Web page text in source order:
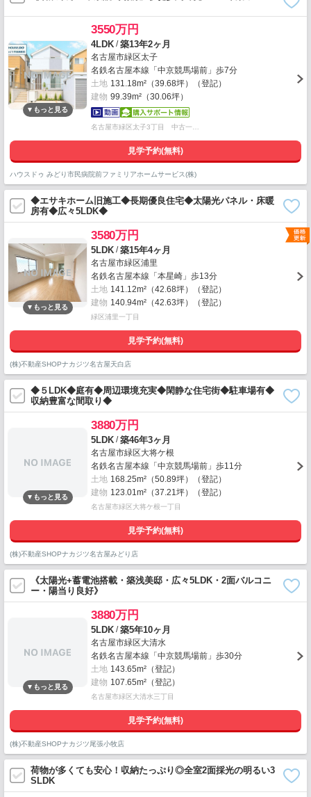
3550万円
4LDK /築13年2ヶ月
名古屋市緑区太子
名鉄名古屋本線「中京競馬場前」歩7分
土地 131.18m²（39.68坪）（登記）
建物 99.39m²（30.06坪）
名古屋市緑区太子3丁目 中古一…
見学予約(無料)
ハウスドゥ みどり市民病院前ファミリアホームサービス(株)
◆エサキホーム旧施工◆長期優良住宅◆太陽光パネル・床暖
房有◆広々5LDK◆
3580万円
5LDK /築15年4ヶ月
名古屋市緑区浦里
名鉄名古屋本線「本星崎」歩13分
土地 141.12m²（42.68坪）（登記）
建物 140.94m²（42.63坪）（登記）
緑区浦里一丁目
見学予約(無料)
(株)不動産SHOPナカジツ名古屋天白店
◆５LDK◆庭有◆周辺環境充実◆閑静な住宅街◆駐車場有◆
収納豊富な間取り◆
3880万円
5LDK /築46年3ヶ月
名古屋市緑区大将ケ根
名鉄名古屋本線「中京競馬場前」歩11分
土地 168.25m²（50.89坪）（登記）
建物 123.01m²（37.21坪）（登記）
名古屋市緑区大将ケ根一丁目
見学予約(無料)
(株)不動産SHOPナカジツ名古屋みどり店
《太陽光+蓄電池搭載・築浅美邸・広々5LDK・2面バルコニ
ー・陽当り良好》
3880万円
5LDK /築5年10ヶ月
名古屋市緑区大清水
名鉄名古屋本線「中京競馬場前」歩30分
土地 143.65m²（登記）
建物 107.65m²（登記）
名古屋市緑区大清水三丁目
見学予約(無料)
(株)不動産SHOPナカジツ尾張小牧店
荷物が多くても安心！収納たっぷり◎全室2面採光の明るい3
SLDK